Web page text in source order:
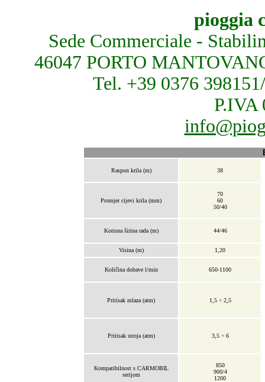
pioggia
Sede Commerciale -
46047 PORTO
Tel. +39 0376
P.IVA
Raspon krila (m) 38
Promjer cijevi krila (mm)
70
60
50/40
Korisna širina rada (m) 44/46
Visina (m) 1,20
Količina dobave l/min 650-1100
Pritisak mlaza (atm) 1,5 ÷ 2,5
Pritisak stroja (atm) 3,5 ÷ 6
Kompatibilnost s CARMOBIL
serijom
850
900/4
1200